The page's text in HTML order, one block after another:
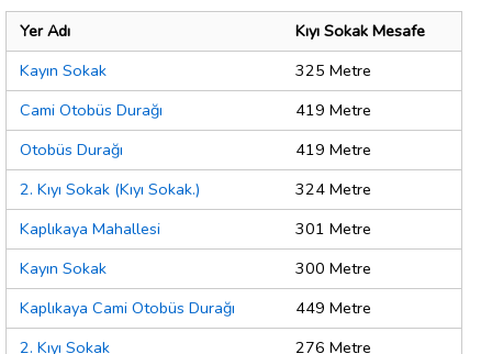
Yer Adı
Kıyı Sokak Mesafe
Kayın Sokak
325 Metre
Cami Otobüs Durağı
419 Metre
Otobüs Durağı
419 Metre
2. Kıyı Sokak (Kıyı Sokak.)
324 Metre
Kaplıkaya Mahallesi
301 Metre
Kayın Sokak
300 Metre
Kaplıkaya Cami Otobüs Durağı
449 Metre
2. Kıyı Sokak
276 Metre